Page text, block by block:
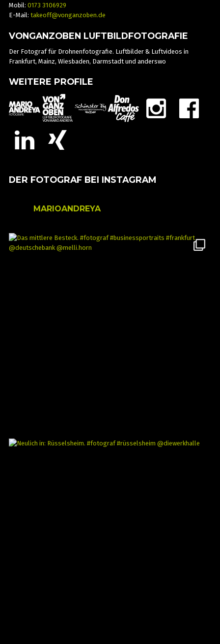
Mobil: 0173 3106929
E-Mail: takeoff@vonganzoben.de
VONGANZOBEN LUFTBILDFOTOGRAFIE
Der Fotograf für Drohnenfotografie. Luftbilder & Luftvideos in
Frankfurt, Mainz, Wiesbaden, Darmstadt und anderswo
WEITERE PROFILE
DER FOTOGRAF BEI INSTAGRAM
MARIOANDREYA